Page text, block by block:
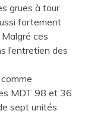
grues à tour
fortement
ces
l’entretien des
MDT 98 et 36
sept unités